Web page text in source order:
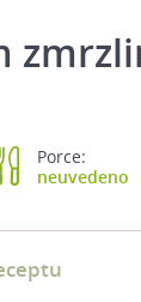
Porce:
neuvedeno